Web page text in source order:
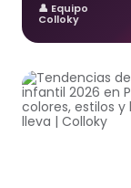
👤 Equipo
Colloky